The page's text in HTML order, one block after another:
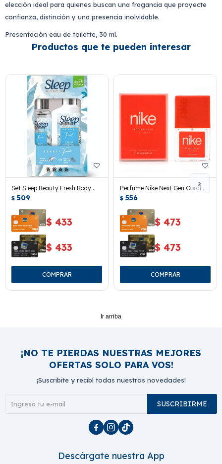
elección ideal para quienes buscan una fragancia que proyecte
confianza, distinción y una presencia inolvidable.
Presentación eau de toilette, 30 ml.
Productos que te pueden interesar
Set Sleep Beauty Fresh Body
Splash + Crema Corporal
$ 509
$ 433
$ 433
Perfume Nike Next Gen Coral
Crush Woman Edt 30ml.
$ 556
$ 473
$ 473
Ir arriba
¡NO TE PIERDAS NUESTRAS MEJORES
OFERTAS SOLO PARA VOS!
¡Suscribite y recibí todas nuestras novedades!
SUSCRIBIRME
  
Descárgate nuestra App